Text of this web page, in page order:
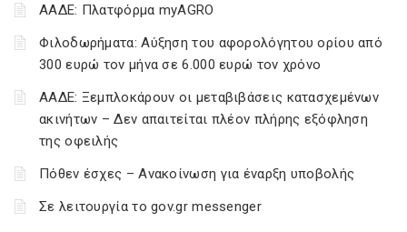
ΑΑΔΕ: Πλατφόρμα myAGRO
Φιλοδωρήματα: Αύξηση του αφορολόγητου ορίου από
300 ευρώ τον μήνα σε 6.000 ευρώ τον χρόνο
ΑΑΔΕ: Ξεμπλοκάρουν οι μεταβιβάσεις κατασχεμένων
ακινήτων – Δεν απαιτείται πλέον πλήρης εξόφληση
της οφειλής
Πόθεν έσχες – Ανακοίνωση για έναρξη υποβολής
Σε λειτουργία το gov.gr messenger